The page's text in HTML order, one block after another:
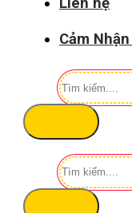
Cảm
Tìm
kiếm:
Tìm
kiếm: